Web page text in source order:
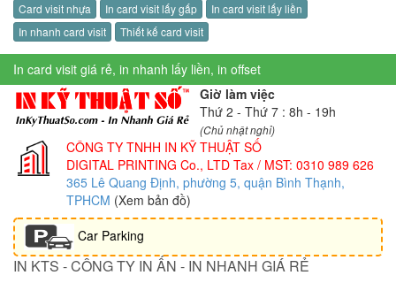
Card visit nhựa In card visit lấy gấp
In card visit lấy liền
In nhanh card visit
Thiết kế card visit
In card visit giá rẻ, in nhanh lấy liền, in offset
Giờ làm việc
Thứ 2 - Thứ 7 : 8h - 19h
(Chủ nhật nghỉ)
CÔNG TY TNHH IN KỸ THUẬT SỐ
DIGITAL PRINTING Co., LTD Tax / MST: 0310 989 626
365 Lê Quang Định, phường 5, quận Bình Thạnh,
TPHCM (Xem bản đồ)
Car Parking
IN KTS - CÔNG TY IN ẤN - IN NHANH GIÁ RẺ